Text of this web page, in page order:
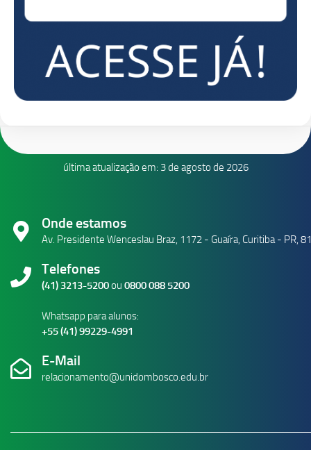
última atualização em: 3 de agosto de 2026
Onde estamos
Av. Presidente Wenceslau Braz, 1172 - Guaíra, Curitiba - PR,
Telefones
(41) 3213-5200ou 0800 088 5200
Whatsapp para alunos:
+55 (41) 99229-4991
E-Mail
relacionamento@unidombosco.edu.br